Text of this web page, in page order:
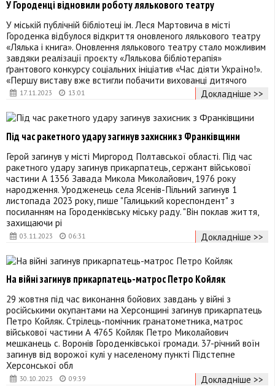
17.11.2023 13:01
У Городенці відновили роботу лялькового театру
У міській публічній бібліотеці ім. Леся Мартовича в місті
Городенка відбулося відкриття оновленого лялькового театру
«Лялька і книга». Оновлення лялькового театру стало можливим
завдяки реалізації проєкту «Лялькова бібліотерапія»
ґрантового конкурсу соціальних ініціатив «Час діяти Україно!».
«Першу виставу вже встигли побачити вихованці дитячого
Докладніше >>
03.11.2023 06:31
Під час ракетного удару загинув захисник з Франківщини
Герой загинув у місті Миргород Полтавської області. Під час
ракетного удару загинув прикарпатець, сержант військової
частини А 1356 Завада Микола Миколайович, 1976 року
народження. Уродженець села Ясенів-Пільний загинув 1
листопада 2023 року, пише "Галицький кореспондент" з
посиланням на Городенківську міську раду. "Він поклав життя,
захищаючи рі
Докладніше >>
30.10.2023 09:39
На війні загинув прикарпатець-матрос Петро Койляк
29 жовтня під час виконання бойових завдань у війні з
російськими окупантами на Херсонщині загинув прикарпатець
Петро Койляк. Стрілець-помічник гранатометника, матрос
військової частини А 4765 Койляк Петро Миколайович
мешканець с. Воронів Городенківської громади. 37-річний воїн
загинув від ворожої кулі у населеному пункті Підстепне
Херсонської обл
Докладніше >>